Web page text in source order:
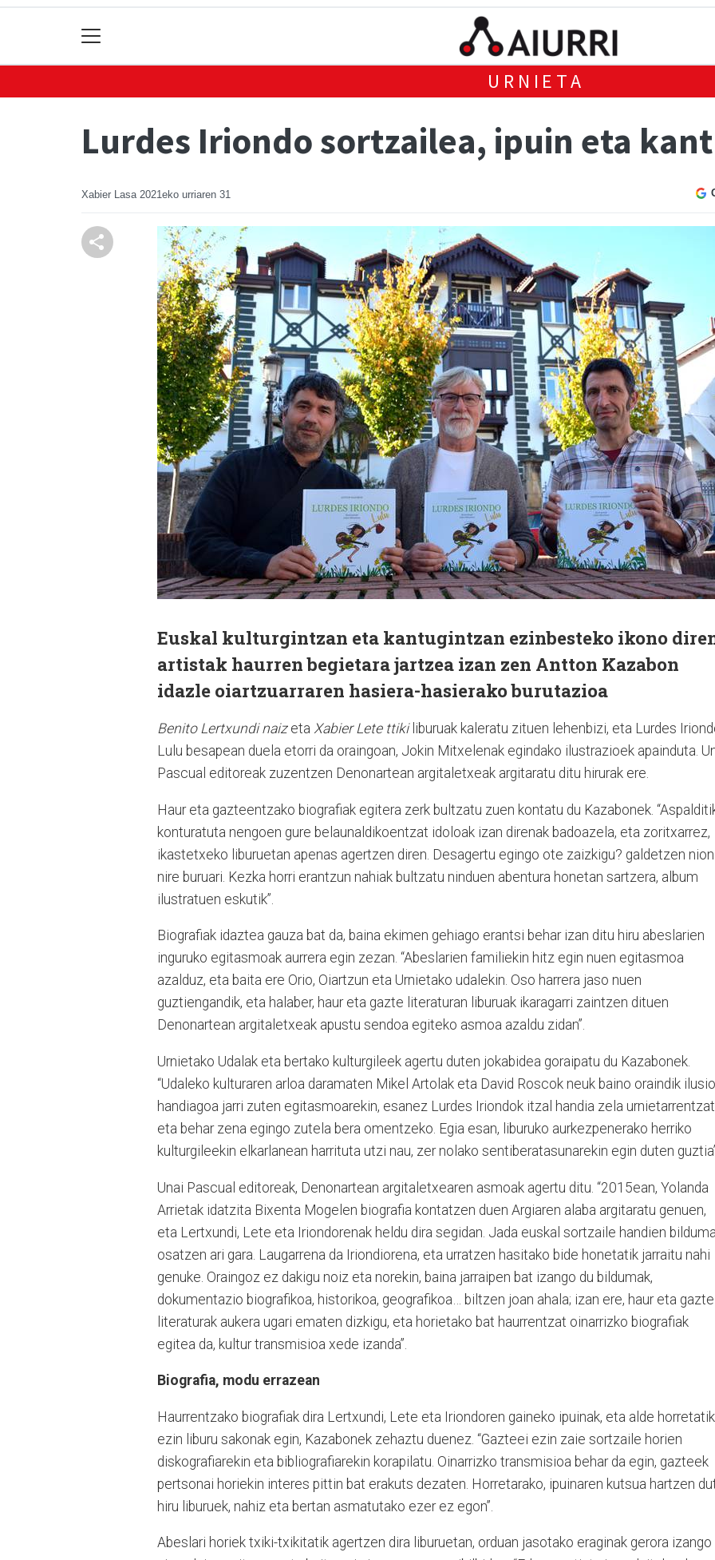
URNIETA
Lurdes Iriondo sortzailea, ipuin eta
Xabier Lasa 2021eko urriaren 31
Euskal kulturgintzan eta kantugintzan ezinbesteko ikono
artistak haurren begietara jartzea izan zen Antton Kazabon
idazle oiartzuarraren hasiera-hasierako burutazioa
Benito Lertxundi naizeta Xabier Lete ttikiliburuak kaleratu zituen lehenbizi, eta Lurdes
Lulu besapean duela etorri da oraingoan, Jokin Mitxelenak egindako ilustrazioek apainduta.
Pascual editoreak zuzentzen Denonartean argitaletxeak argitaratu ditu hirurak ere.
Haur eta gazteentzako biografiak egitera zerk bultzatu zuen kontatu du Kazabonek.
konturatuta nengoen gure belaunaldikoentzat idoloak izan direnak badoazela, eta zoritxarrez,
ikastetxeko liburuetan apenas agertzen diren. Desagertu egingo ote zaizkigu? galdetzen nion
nire buruari. Kezka horri erantzun nahiak bultzatu ninduen abentura honetan sartzera, album
ilustratuen eskutik”.
Biografiak idaztea gauza bat da, baina ekimen gehiago erantsi behar izan ditu hiru abeslarien
inguruko egitasmoak aurrera egin zezan. “Abeslarien familiekin hitz egin nuen egitasmoa
azalduz, eta baita ere Orio, Oiartzun eta Urnietako udalekin. Oso harrera jaso nuen
guztiengandik, eta halaber, haur eta gazte literaturan liburuak ikaragarri zaintzen dituen
Denonartean argitaletxeak apustu sendoa egiteko asmoa azaldu zidan”.
Urnietako Udalak eta bertako kulturgileek agertu duten jokabidea goraipatu du Kazabonek.
“Udaleko kulturaren arloa daramaten Mikel Artolak eta David Roscok neuk baino oraindik ilusio
handiagoa jarri zuten egitasmoarekin, esanez Lurdes Iriondok itzal handia zela
eta behar zena egingo zutela bera omentzeko. Egia esan, liburuko aurkezpenerako herriko
kulturgileekin elkarlanean harrituta utzi nau, zer nolako sentiberatasunarekin egin duten
Unai Pascual editoreak, Denonartean argitaletxearen asmoak agertu ditu. “2015ean, Yolanda
Arrietak idatzita Bixenta Mogelen biografia kontatzen duen Argiaren alaba argitaratu genuen,
eta Lertxundi, Lete eta Iriondorenak heldu dira segidan. Jada euskal sortzaile handien
osatzen ari gara. Laugarrena da Iriondiorena, eta urratzen hasitako bide honetatik jarraitu nahi
genuke. Oraingoz ez dakigu noiz eta norekin, baina jarraipen bat izango du bildumak,
dokumentazio biografikoa, historikoa, geografikoa… biltzen joan ahala; izan ere, haur eta gazte
literaturak aukera ugari ematen dizkigu, eta horietako bat haurrentzat oinarrizko biografiak
egitea da, kultur transmisioa xede izanda”.
Biografia, modu errazean
Haurrentzako biografiak dira Lertxundi, Lete eta Iriondoren gaineko ipuinak, eta alde
ezin liburu sakonak egin, Kazabonek zehaztu duenez. “Gazteei ezin zaie sortzaile horien
diskografiarekin eta bibliografiarekin korapilatu. Oinarrizko transmisioa behar da egin, gazteek
pertsonai horiekin interes pittin bat erakuts dezaten. Horretarako, ipuinaren kutsua hartzen
hiru liburuek, nahiz eta bertan asmatutako ezer ez egon”.
Abeslari horiek txiki-txikitatik agertzen dira liburuetan, orduan jasotako eraginak gerora izango